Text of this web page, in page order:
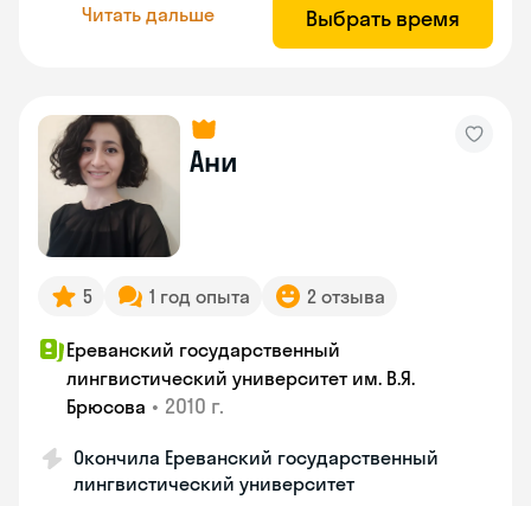
Читать дальше Выбрать время
Ани
5 1 год опыта 2 отзыва
Ереванский государственный
лингвистический университет им. В.Я.
Брюсова • 2010 г.
Окончила Ереванский государственный
лингвистический университет